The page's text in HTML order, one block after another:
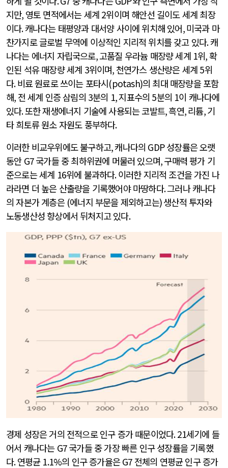
지만, 영토 면적에서는 세계 2위이며 해안선 길이도 세계 최장
이다.캐나다는 태평양과 대서양 사이에 위치해 있어,미국과 마
찬가지로 글로벌 무역에 이상적인 지리적 위치를 갖고 있다.캐
나다는 에너지 자립국으로,고품질 우라늄 매장량 세계 1위,확
인된 석유 매장량 세계 3위이며, 천연가스 생산량은 세계 5위
다.비료 원료로 쓰이는 포타시(potash)의 최대 매장량을 포함
해, 전 세계 인증 삼림의 3분의 1,지표수의 5분의 1이 캐나다에
있다.또한 재생에너지 기술에 사용되는 코발트,흑연,리튬,기
타 희토류 원소 자원도 풍부하다.
이러한 비교우위에도 불구하고,캐나다의 GDP성장률은 오랫
동안 G7국가들 중 최하위권에 머물러 있으며,구매력 평가 기
준으로는 세계 16위에 불과하다.이러한 지리적 조건을 가진 나
라라면 더 높은 산출량을 기록했어야 마땅하다.그러나 캐나다
의 자본가 계층은 (에너지 부문을 제외하고는)생산적 투자와
노동생산성 향상에서 뒤처지고 있다.
경제 성장은 거의 전적으로 인구 증가 때문이었다. 21세기에 들
어서 캐나다는 G7국가들 중 가장 빠른 인구 성장률을 기록했
다.연평균 1.1%의 인구 증가율은G7 전체의 연평균 인구 증가